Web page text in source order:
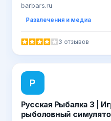
barbars.ru
Развлечения и медиа
3 отзывов
Р
Русская Рыбалка 3 |
рыболовный